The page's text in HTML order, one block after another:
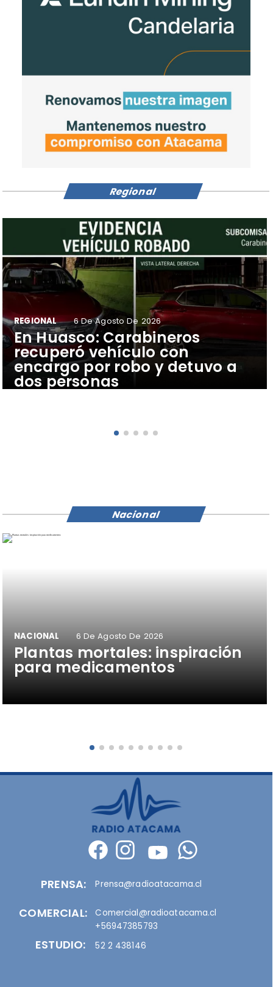
​En Huasco: Carabineros
recuperó vehículo con
encargo por robo y detuvo a
dos personas
REGIONAL 6 De Agosto De 2026
Regional
Plantas mortales: inspiración
para medicamentos
NACIONAL 6 De Agosto De 2026
Nacional
PRENSA:
COMERCIAL:
Prensa@radioatacama.cl
Comercial@radioatacama.cl
+56947385793
ESTUDIO: 52 2 438146